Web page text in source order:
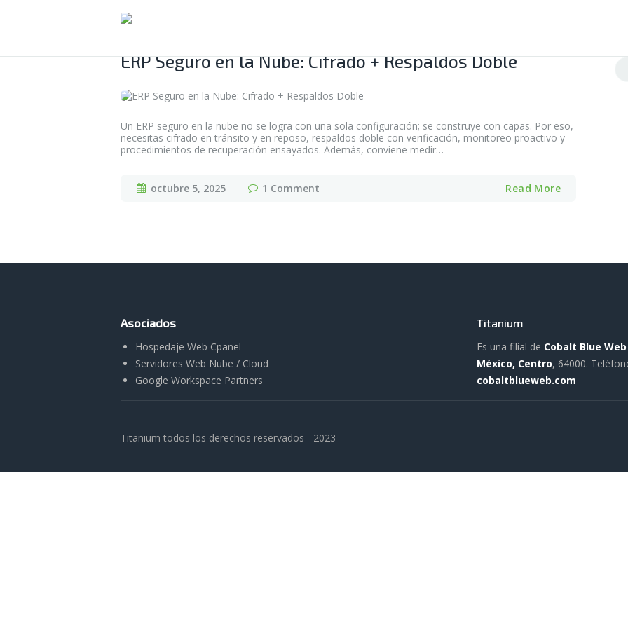
ERP Seguro en la Nube: Cifrado + Respaldos Doble
Un ERP seguro en la nube no se logra con una sola configuración; se construye con capas. Por eso,
necesitas cifrado en tránsito y en reposo, respaldos doble con verificación, monitoreo proactivo y
procedimientos de recuperación ensayados. Además, conviene medir…
octubre 5, 2025 1 Comment Read More
Asociados
Hospedaje Web Cpanel
Servidores Web Nube / Cloud
Google Workspace Partners
Titanium
Es una filial de Cobalt Blue Web
México, Centro, 64000.
cobaltblueweb.com
Titanium todos los derechos reservados - 2023